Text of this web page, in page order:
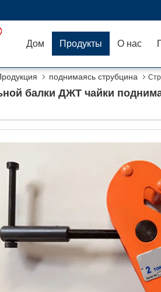
Дом Продукты О нас
поднимаясь струбцина
балки ДЖТ чайки